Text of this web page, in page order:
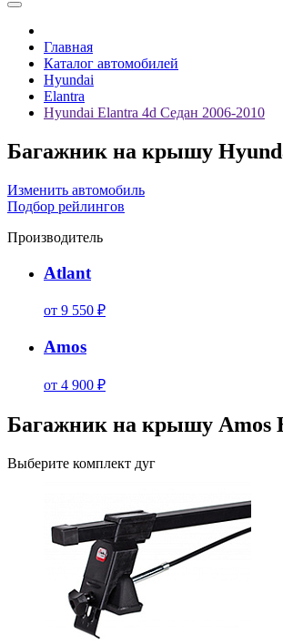
Главная
Каталог автомобилей
Hyundai
Elantra
Hyundai Elantra 4d Седан 2006-2010
Багажник на крышу
Изменить автомобиль
Подбор рейлингов
Производитель
Atlant
от 9 550 ₽
Amos
от 4 900 ₽
Багажник на крышу Amos
Выберите комплект дуг